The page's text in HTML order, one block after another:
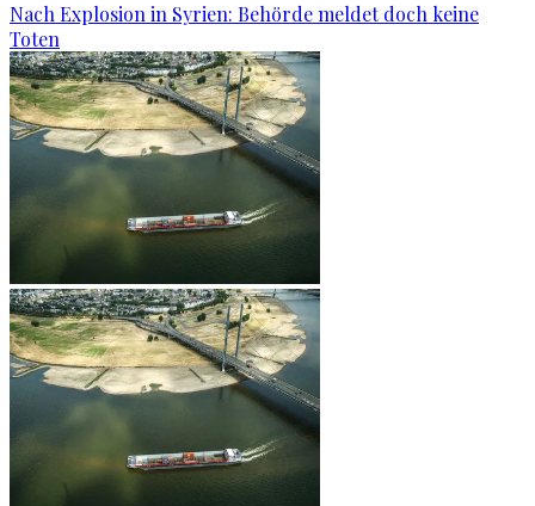
Nach Explosion in Syrien: Behörde meldet doch keine
Toten